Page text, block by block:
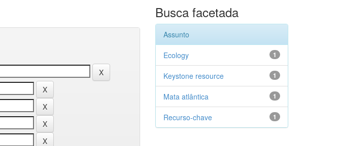
Busca facetada
Assunto
1
Ecology
1
Keystone resource
1
Mata atlântica
1
Recurso-chave